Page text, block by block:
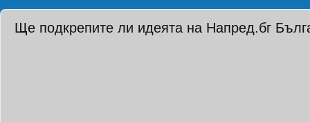
Ще подкрепите ли идеята на Напред.бг